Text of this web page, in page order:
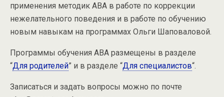
применения методик АВА в работе по коррекции
нежелательного поведения и в работе по обучению
новым навыкам на программах Ольги Шаповаловой.
Программы обучения АВА размещены в разделе
“Для родителей” и в разделе “Для специалистов“.
Записаться и задать вопросы можно по почте